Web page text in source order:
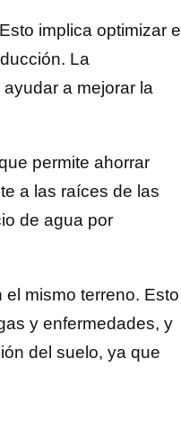
implica optimizar el
La
a mejorar la
permite ahorrar
a las raíces de las
de agua por
mismo terreno. Esto
y enfermedades, y
del suelo, ya que